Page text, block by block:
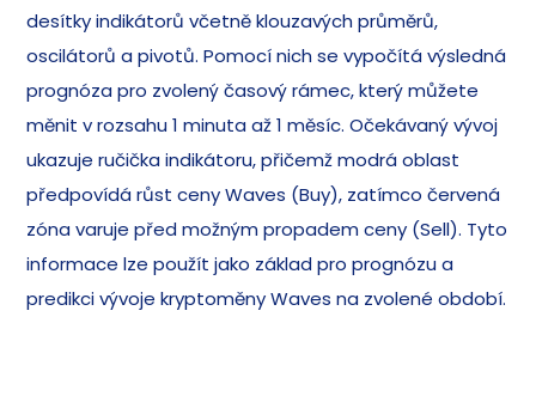
desítky indikátorů včetně klouzavých průměrů,
oscilátorů a pivotů. Pomocí nich se vypočítá výsledná
prognóza pro zvolený časový rámec, který můžete
měnit v rozsahu 1 minuta až 1 měsíc. Očekávaný vývoj
ukazuje ručička indikátoru, přičemž modrá oblast
předpovídá růst ceny Waves (Buy), zatímco červená
zóna varuje před možným propadem ceny (Sell). Tyto
informace lze použít jako základ pro prognózu a
predikci vývoje kryptoměny Waves na zvolené období.